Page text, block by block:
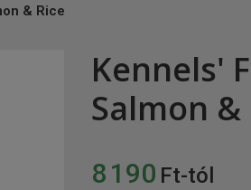
& Rice
Kennels'
Salmon &
8 190 Ft-tól